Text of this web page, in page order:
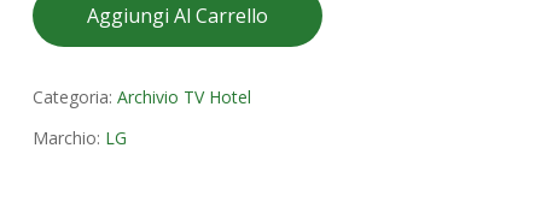
Aggiungi Al Carrello
Categoria: Archivio TV Hotel
Marchio: LG